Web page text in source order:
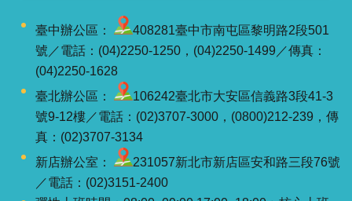
臺中辦公區：
408281臺中市南屯區黎明路2段501
號／電話：(04)2250-1250，(04)2250-1499／傳真：
(04)2250-1628
臺北辦公區：
106242臺北市大安區信義路3段41-3
號9-12樓／電話：(02)3707-3000，(0800)212-239，傳
真：(02)3707-3134
新店辦公室：
231057新北市新店區安和路三段76號
／電話：(02)3151-2400